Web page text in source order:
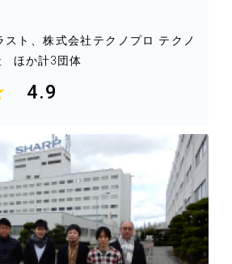
スト、株式会社テクノプロ テクノ
ほか計3団体
4.9